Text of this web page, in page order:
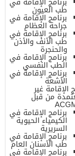
طب العيون
برنامج الإقامة في
جراحة العظام
برنامج الإقامة في
طب الأنف والأذن
والحنجرة
برنامج الإقامة في
الطب النفسي
برنامج الإقامة في
الأشعة
الإقامة غير
من قبل
برنامج الإقامة في
الكيمياء الحيوية
السريرية
برنامج الإقامة في
طب الأسنان العام
برنامج الإقامة في